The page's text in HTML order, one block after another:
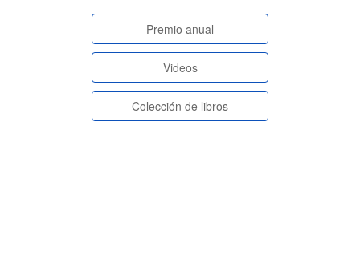
paginasespeciales
Premio anual
Videos
Colección de libros